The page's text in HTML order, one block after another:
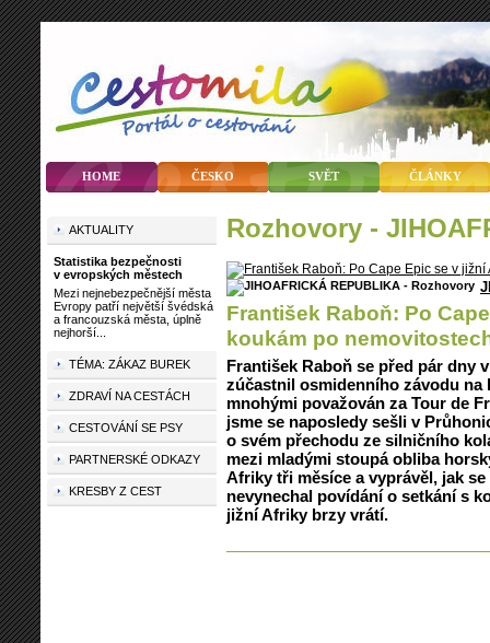
HOME ČESKO SVĚT ČLÁNKY
rozhovory -
František Raboň: Po
koukám po
František Raboň se před pár dny
zúčastnil osmidenního závodu na
mnohými považován za Tour de
jsme se naposledy sešli v
o svém přechodu ze silničního
mezi mladými stoupá obliba
Afriky tři měsíce a vyprávěl, jak
nevynechal povídání o setkání s
jižní Afriky brzy vrátí.
AKTUALITY
Statistika bezpečnosti
v evropských městech
Mezi nejnebezpečnější města
Evropy patří největší švédská
a francouzská města, úplně
nejhorší...
TÉMA: ZÁKAZ BUREK
ZDRAVÍ NA CESTÁCH
CESTOVÁNÍ SE PSY
PARTNERSKÉ ODKAZY
KRESBY Z CEST